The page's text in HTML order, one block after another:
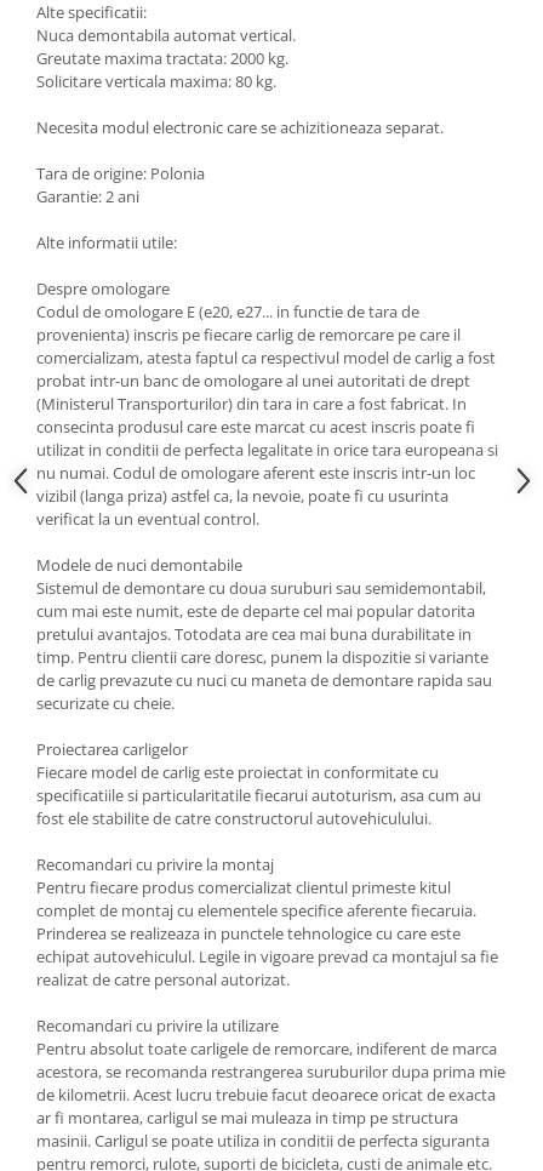
Carlige Lada
Carlige Lancia
Carlige Lexus
Carlige MAN
Carlige Mercedes
Carlige MG
Carlige Mini
Carlige Mitsubishi
Carlige Nissan
Carlige Omoda
Carlige Opel
Carlige Peugeot
Carlige Plymouth
Carlige Polestar
Carlige Porsche
Carlige Renault
Carlige Seat
Carlige Skoda
Carlige SsangYong
Carlige Subaru
Carlige Suzuki
Carlige Tesla
Carlige Toyota
Carlige Volkswagen
Carlige Xpeng
Carlige Xpeng G6
Carlige Xpeng G9
Covorase si tavite
Alte specificatii:
Nuca demontabila automat vertical.
Greutate maxima tractata: 2000 kg.
Solicitare verticala maxima: 80 kg.
Necesita modul electronic care se achizitioneaza separat.
Tara de origine: Polonia
Garantie: 2 ani
Alte informatii utile:
Despre omologare
Codul de omologare E (e20, e27... in functie de tara de
provenienta) inscris pe fiecare carlig de remorcare pe care il
comercializam, atesta faptul ca respectivul model de carlig a fost
probat intr-un banc de omologare al unei autoritati de drept
(Ministerul Transporturilor) din tara in care a fost fabricat. In
consecinta produsul care este marcat cu acest inscris poate fi
utilizat in conditii de perfecta legalitate in orice tara europeana si
nu numai. Codul de omologare aferent este inscris intr-un loc
vizibil (langa priza) astfel ca, la nevoie, poate fi cu usurinta
verificat la un eventual control.
Modele de nuci demontabile
Sistemul de demontare cu doua suruburi sau semidemontabil,
cum mai este numit, este de departe cel mai popular datorita
pretului avantajos. Totodata are cea mai buna durabilitate in
timp. Pentru clientii care doresc, punem la dispozitie si variante
de carlig prevazute cu nuci cu maneta de demontare rapida sau
securizate cu cheie.
Proiectarea carligelor
Fiecare model de carlig este proiectat in conformitate cu
specificatiile si particularitatile fiecarui autoturism, asa cum au
fost ele stabilite de catre constructorul autovehiculului.
Recomandari cu privire la montaj
Pentru fiecare produs comercializat clientul primeste kitul
complet de montaj cu elementele specifice aferente fiecaruia.
Prinderea se realizeaza in punctele tehnologice cu care este
echipat autovehiculul. Legile in vigoare prevad ca montajul sa fie
realizat de catre personal autorizat.
Recomandari cu privire la utilizare
Pentru absolut toate carligele de remorcare, indiferent de marca
acestora, se recomanda restrangerea suruburilor dupa prima mie
de kilometrii. Acest lucru trebuie facut deoarece oricat de exacta
ar fi montarea, carligul se mai muleaza in timp pe structura
masinii. Carligul se poate utiliza in conditii de perfecta siguranta
pentru remorci, rulote, suporti de bicicleta, custi de animale etc.